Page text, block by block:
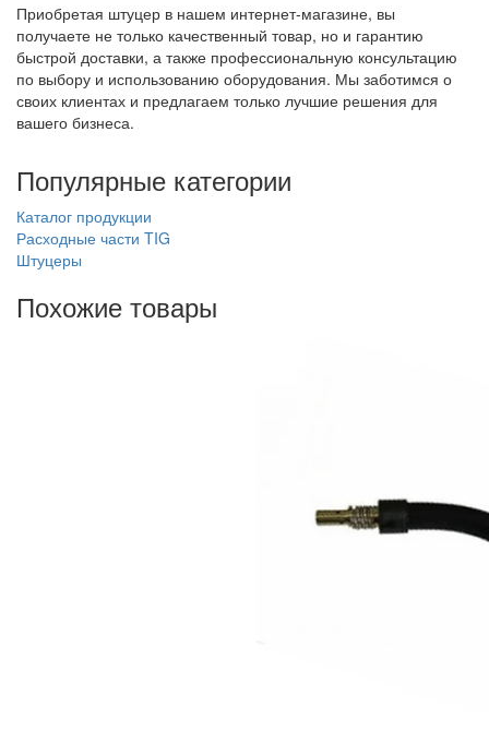
Приобретая штуцер в нашем интернет-магазине, вы
получаете не только качественный товар, но и гарантию
быстрой доставки, а также профессиональную консультацию
по выбору и использованию оборудования. Мы заботимся о
своих клиентах и предлагаем только лучшие решения для
вашего бизнеса.
Популярные категории
Каталог продукции
Расходные части TIG
Штуцеры
Похожие товары